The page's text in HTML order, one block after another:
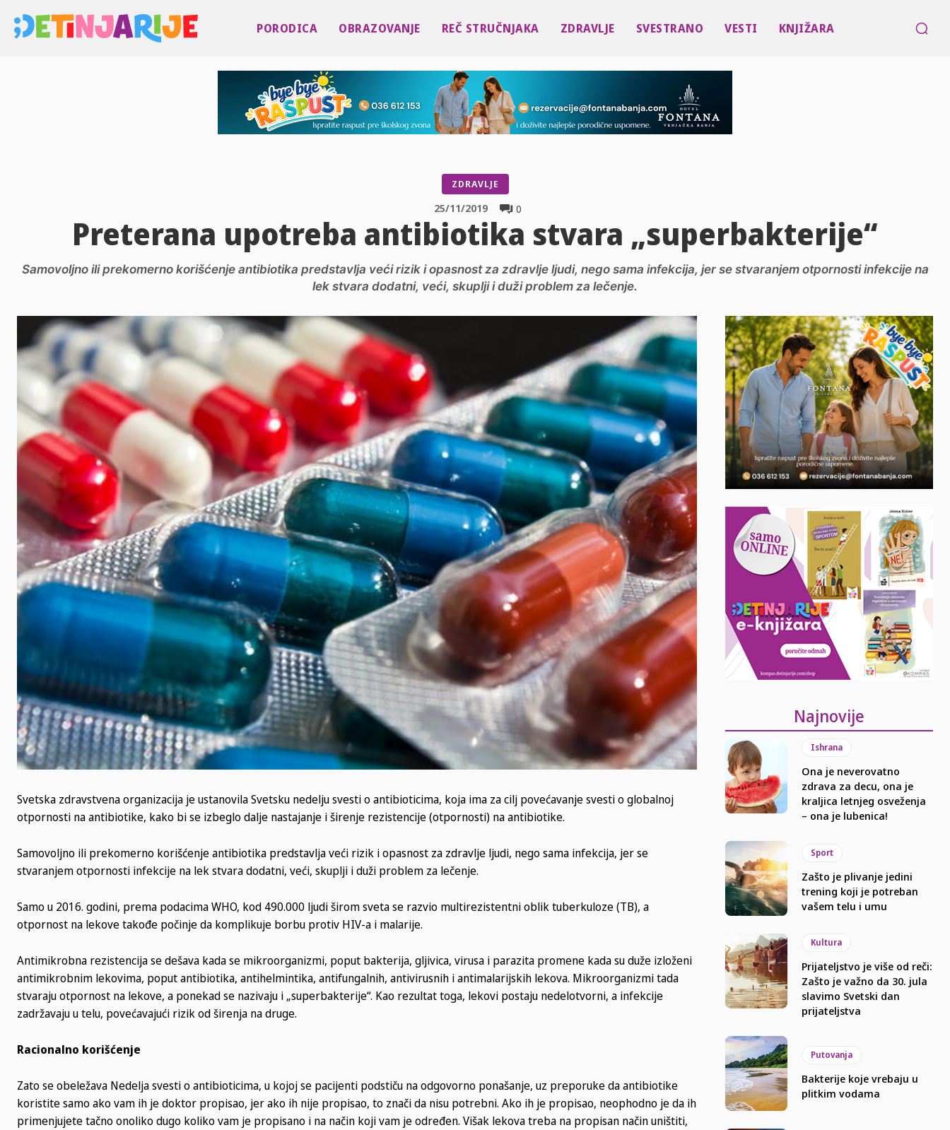
PORODICA OBRAZOVANJE REČ STRUČNJAKA ZDRAVLJE SVESTRANO VESTI KNJIŽARA
ZDRAVLJE
0
25/11/2019
Preterana upotreba antibiotika stvara „superbakterije“
Samovoljno ili prekomerno korišćenje antibiotika predstavlja veći rizik i opasnost za zdravlje ljudi, nego sama infekcija, jer se stvaranjem otpornosti infekcije na
lek stvara dodatni, veći, skuplji i duži problem za lečenje.
Svetska zdravstvena organizacija je ustanovila Svetsku nedelju svesti o antibioticima, koja ima za cilj povećavanje svesti o globalnoj
otpornosti na antibiotike, kako bi se izbeglo dalje nastajanje i širenje rezistencije (otpornosti) na antibiotike.
Samovoljno ili prekomerno korišćenje antibiotika predstavlja veći rizik i opasnost za zdravlje ljudi, nego sama infekcija, jer se
stvaranjem otpornosti infekcije na lek stvara dodatni, veći, skuplji i duži problem za lečenje.
Samo u 2016. godini, prema podacima WHO, kod 490.000 ljudi širom sveta se razvio multirezistentni oblik tuberkuloze (TB), a
otpornost na lekove takođe počinje da komplikuje borbu protiv HIV-a i malarije.
Antimikrobna rezistencija se dešava kada se mikroorganizmi, poput bakterija, gljivica, virusa i parazita promene kada su duže izloženi
antimikrobnim lekovima, poput antibiotika, antihelmintika, antifungalnih, antivirusnih i antimalarijskih lekova. Mikroorganizmi tada
stvaraju otpornost na lekove, a ponekad se nazivaju i „superbakterije“. Kao rezultat toga, lekovi postaju nedelotvorni, a infekcije
zadržavaju u telu, povećavajući rizik od širenja na druge.
Racionalno korišćenje
Zato se obeležava Nedelja svesti o antibioticima, u kojoj se pacijenti podstiču na odgovorno ponašanje, uz preporuke da antibiotike
koristite samo ako vam ih je doktor propisao, jer ako ih nije propisao, to znači da nisu potrebni. Ako ih je propisao, neophodno je da ih
primenjujete tačno onoliko dugo koliko vam je propisano i na način koji vam je određen. Višak lekova treba na propisan način uništiti,
Najnovije
Ishrana
Ona je neverovatno
zdrava za decu, ona je
kraljica letnjeg osveženja
– ona je lubenica!
Sport
Zašto je plivanje jedini
trening koji je potreban
vašem telu i umu
Kultura
Prijateljstvo je više od reči:
Zašto je važno da 30. jula
slavimo Svetski dan
prijateljstva
Putovanja
Bakterije koje vrebaju u
plitkim vodama